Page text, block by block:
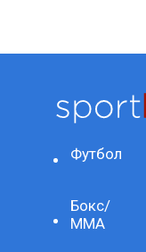
Футбол
Бокс/
ММА